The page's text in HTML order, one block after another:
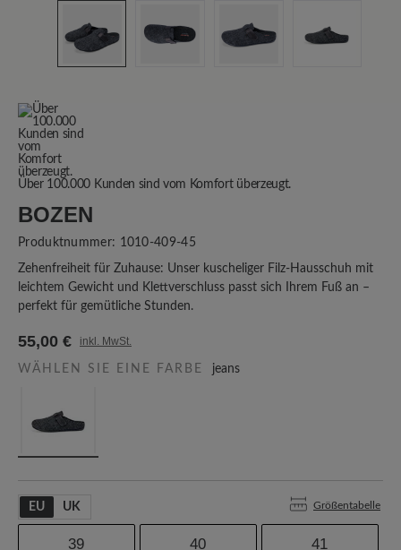
Über 100.000 Kunden sind vom Komfort überzeugt.
BOZEN
Produktnummer: 1010-409-45
Zehenfreiheit für Zuhause: Unser kuscheliger Filz-Hausschuh mit
leichtem Gewicht und Klettverschluss passt sich Ihrem Fuß an –
perfekt für gemütliche Stunden.
55,00 € inkl. MwSt.
WÄHLEN SIE EINE FARBE jeans
EU UK Größentabelle
39 40 41